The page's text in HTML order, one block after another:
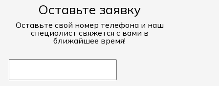
Оставьте заявку
Оставьте свой номер телефона и наш
специалист свяжется с вами в
ближайшее время!